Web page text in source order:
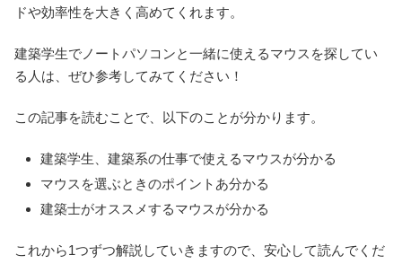
ドや効率性を大きく高めてくれます。
建築学生でノートパソコンと一緒に使えるマウスを探してい
る人は、ぜひ参考してみてください！
この記事を読むことで、以下のことが分かります。
建築学生、建築系の仕事で使えるマウスが分かる
マウスを選ぶときのポイントあ分かる
建築士がオススメするマウスが分かる
これから1つずつ解説していきますので、安心して読んでくだ